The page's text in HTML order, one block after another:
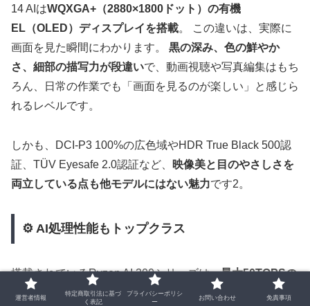
14 AIはWQXGA+（2880×1800ドット）の有機
EL（OLED）ディスプレイを搭載。 この違いは、実際に
画面を見た瞬間にわかります。 黒の深み、色の鮮やか
さ、細部の描写力が段違いで、動画視聴や写真編集はもち
ろん、日常の作業でも「画面を見るのが楽しい」と感じら
れるレベルです。
しかも、DCI-P3 100%の広色域やHDR True Black 500認
証、TÜV Eyesafe 2.0認証など、
映像美と目のやさしさを
両立している点も他モデルにはない魅力です2。
⚙️ AI処理性能もトップクラス
搭載されているRyzen AI 300シリーズは、最大50TOPSの
NPU（AI専用エンジン）を内蔵。 これは、同クラスの軽
運営者情報
特定商取引法に基づ
く表記
プライバシーポリシ
ー
お問い合わせ 免責事項